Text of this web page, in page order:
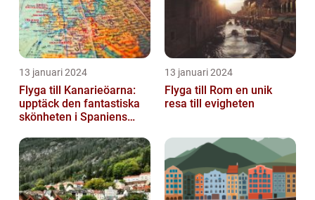
13 januari 2024
Flyga till Kanarieöarna:
upptäck den fantastiska
skönheten i Spaniens
13 januari 2024
Flyga till Rom en unik
resa till evigheten